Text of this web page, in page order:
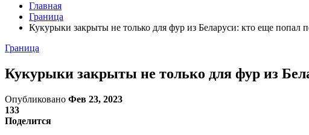
Главная
Граница
Кукурыки закрыты не только для фур из Беларуси: кто еще попал
Граница
Кукурыки закрыты не только для фур из
Опубликовано Фев 23, 2023
133
Поделится